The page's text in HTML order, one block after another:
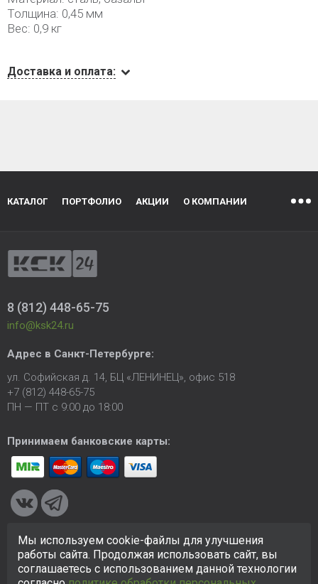
Толщина: 0,45 мм
Вес: 0,9 кг
Доставка и оплата:
КАТАЛОГ ПОРТФОЛИО АКЦИИ О КОМПАНИИ
8 (812) 448-65-75
info@ksk24.ru
Адрес в Санкт-Петербурге:
ул. Софийская д. 14, БЦ «ЛЕНИНЕЦ», офис 518
+7 (812) 448-65-75
ПН — ПТ с 9:00 до 18:00
Принимаем банковские карты:
© 2005-2026 ООО «КСК». Сайтhttps://ksk24.ruсоздан
исключительно в информационных целях и любая информация
на сайте не является публичной офертой.Политика в
Мы используем cookie-файлы для улучшения
работы сайта. Продолжая использовать сайт, вы
соглашаетесь с использованием данной технологии